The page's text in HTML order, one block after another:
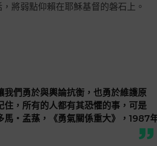
將弱點仰賴在耶穌基督的磐石上。
我們勇於與輿論抗衡，也勇於維護原
，所有的人都有其恐懼的事，可是
馬・孟蓀，《勇氣關係重大》，1987